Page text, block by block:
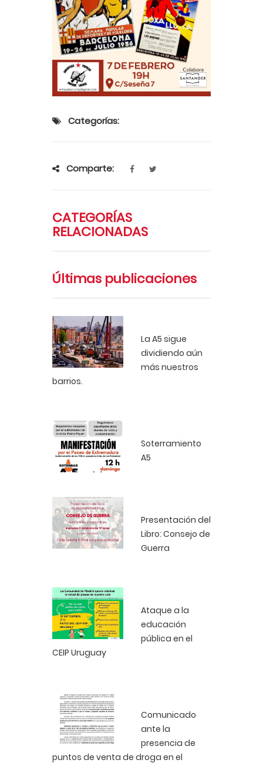
Categorías:
Comparte:
CATEGORÍAS
RELACIONADAS
Últimas publicaciones
La A5 sigue
dividiendo aún
más nuestros
barrios.
Soterramiento
A5
Presentación del
Libro: Consejo de
Guerra
Ataque a la
educación
pública en el
CEIP Uruguay
Comunicado
ante la
presencia de
puntos de venta de droga en el